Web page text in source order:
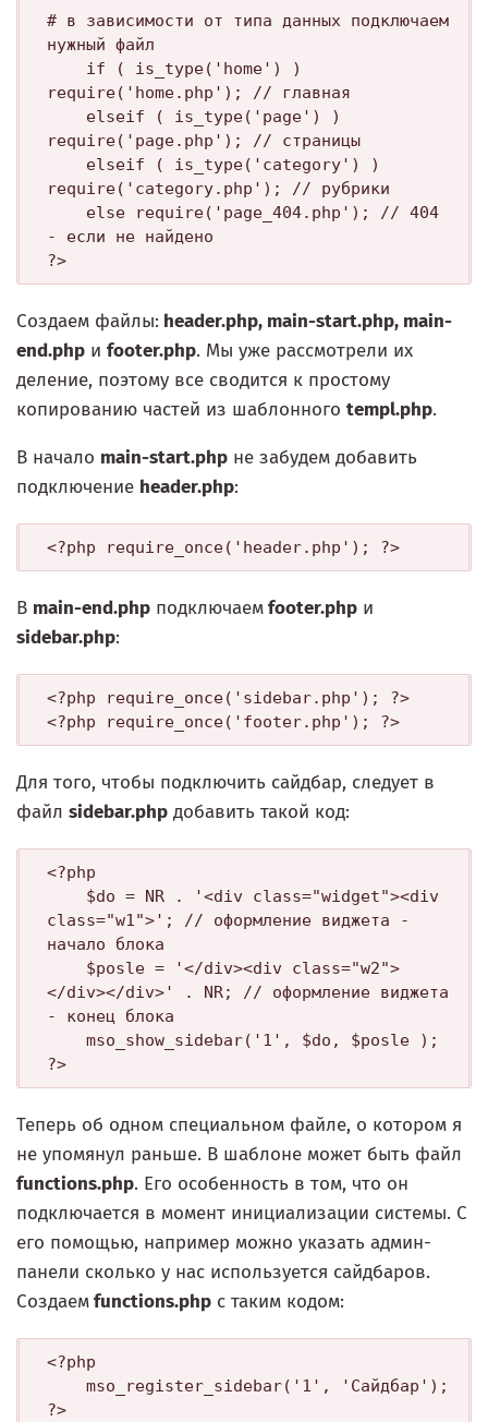
# в зависимости от типа данных подключаем
нужный файл
if ( is_type('home') )
require('home.php'); // главная
elseif ( is_type('page') )
require('page.php'); // страницы
elseif ( is_type('category') )
require('category.php'); // рубрики
else require('page_404.php'); // 404
- если не найдено
Создаем файлы: header.php, main-start.php, main-
end.php и footer.php. Мы уже рассмотрели их
деление, поэтому все сводится к простому
копированию частей из шаблонного templ.php.
В начало main-start.php не забудем добавить
подключение header.php:
В main-end.php подключаемfooter.php и
sidebar.php:
<?php require_once('sidebar.php'); ?>
Для того, чтобы подключить сайдбар, следует в
файл sidebar.php добавить такой код:
<?php
$do = NR . '<div class="widget"><div
class="w1">'; // оформление виджета -
начало блока
$posle = '</div><div class="w2">
</div></div>' . NR; // оформление виджета
- конец блока
mso_show_sidebar('1', $do, $posle );
Теперь об одном специальном файле, о котором я
не упомянул раньше. В шаблоне может быть файл
functions.php. Его особенность в том, что он
подключается в момент инициализации системы. С
его помощью, например можно указать админ-
панели сколько у нас используется сайдбаров.
Создаемfunctions.php с таким кодом:
<?php
mso_register_sidebar('1', 'Сайдбар');
?>